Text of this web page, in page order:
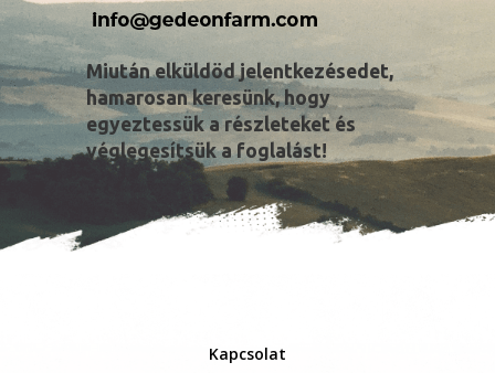
Miután elküldöd jelentkezésedet,
hamarosan keresünk, hogy
egyeztessük a részleteket és
véglegesítsük a foglalást!
Kapcsolat